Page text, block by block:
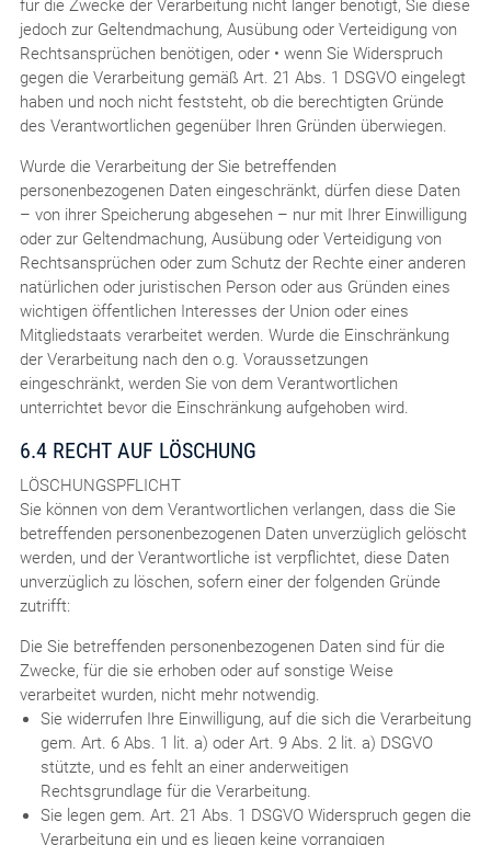
für die Zwecke der Verarbeitung nicht länger benötigt, Sie diese
jedoch zur Geltendmachung, Ausübung oder Verteidigung von
Rechtsansprüchen benötigen, oder • wenn Sie Widerspruch
gegen die Verarbeitung gemäß Art. 21 Abs. 1 DSGVO eingelegt
haben und noch nicht feststeht, ob die berechtigten Gründe
des Verantwortlichen gegenüber Ihren Gründen überwiegen.
Wurde die Verarbeitung der Sie betreffenden
personenbezogenen Daten eingeschränkt, dürfen diese Daten
– von ihrer Speicherung abgesehen – nur mit Ihrer Einwilligung
oder zur Geltendmachung, Ausübung oder Verteidigung von
Rechtsansprüchen oder zum Schutz der Rechte einer anderen
natürlichen oder juristischen Person oder aus Gründen eines
wichtigen öffentlichen Interesses der Union oder eines
Mitgliedstaats verarbeitet werden. Wurde die Einschränkung
der Verarbeitung nach den o.g. Voraussetzungen
eingeschränkt, werden Sie von dem Verantwortlichen
unterrichtet bevor die Einschränkung aufgehoben wird.
6.4 RECHT AUF LÖSCHUNG
LÖSCHUNGSPFLICHT
Sie können von dem Verantwortlichen verlangen, dass die Sie
betreffenden personenbezogenen Daten unverzüglich gelöscht
werden, und der Verantwortliche ist verpflichtet, diese Daten
unverzüglich zu löschen, sofern einer der folgenden Gründe
zutrifft:
Die Sie betreffenden personenbezogenen Daten sind für die
Zwecke, für die sie erhoben oder auf sonstige Weise
verarbeitet wurden, nicht mehr notwendig.
Sie widerrufen Ihre Einwilligung, auf die sich die Verarbeitung
gem. Art. 6 Abs. 1 lit. a) oder Art. 9 Abs. 2 lit. a) DSGVO
stützte, und es fehlt an einer anderweitigen
Rechtsgrundlage für die Verarbeitung.
Sie legen gem. Art. 21 Abs. 1 DSGVO Widerspruch gegen die
Verarbeitung ein und es liegen keine vorrangigen